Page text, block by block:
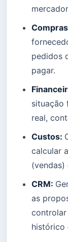
pedidos
pagar.
situação
real,
Custos:
calcular
CRM:
as
controlar
histórico